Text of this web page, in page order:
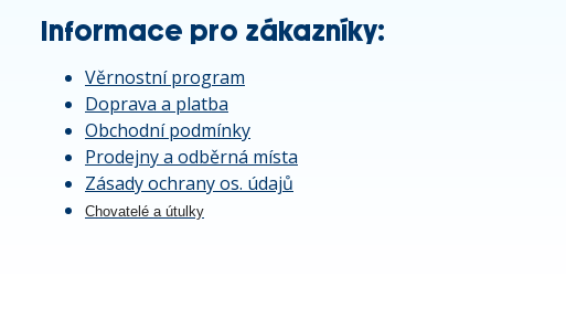
Informace pro zákazníky:
Věrnostní program
Doprava a platba
Obchodní podmínky
Prodejny a odběrná místa
Zásady ochrany os. údajů
Chovatelé a útulky